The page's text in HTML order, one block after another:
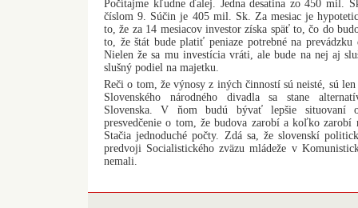
Počítajme kľudne ďalej. Jedna desatina zo 450 mil.
číslom 9. Súčin je 405 mil. Sk. Za mesiac je
to, že za 14 mesiacov investor získa späť to, čo do
to, že štát bude platiť peniaze potrebné na
Nielen že sa mu investícia vráti, ale bude na nej aj
slušný podiel na majetku.
Reči o tom, že výnosy z iných činností sú neisté, sú
Slovenského národného divadla sa stane
Slovenska. V ňom budú bývať lepšie
presvedčenie o tom, že budova zarobí a koľko
Stačia jednoduché počty. Zdá sa, že slovenskí
predvoji Socialistického zväzu mládeže v
nemali.